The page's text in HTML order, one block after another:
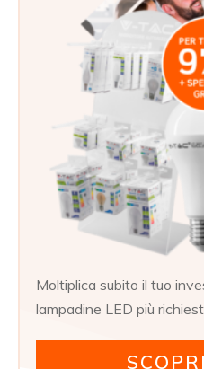
Moltiplica subito il tuo
lampadine LED più